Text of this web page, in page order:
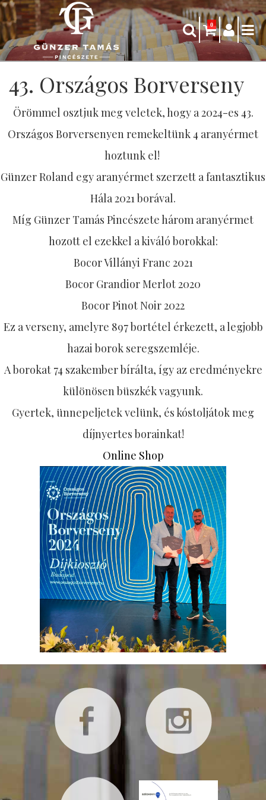
0
43. Országos Borverseny
Örömmel osztjuk meg veletek, hogy a 2024-es 43.
Országos Borversenyen remekeltünk 4 aranyérmet
hoztunk el!
Günzer Roland egy aranyérmet szerzett a fantasztikus
Hála 2021 borával.
Míg Günzer Tamás Pincészete három aranyérmet
hozott el ezekkel a kiváló borokkal:
Bocor Villányi Franc 2021
Bocor Grandior Merlot 2020
Bocor Pinot Noir 2022
Ez a verseny, amelyre 897 bortétel érkezett, a legjobb
hazai borok seregszemléje.
A borokat 74 szakember bírálta, így az eredményekre
különösen büszkék vagyunk.
Gyertek, ünnepeljetek velünk, és kóstoljátok meg
díjnyertes borainkat!
Online Shop